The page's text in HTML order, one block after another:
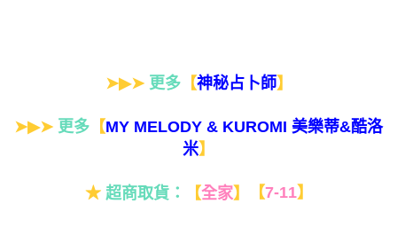
➤▶➤ 更多【神秘占卜師】
➤▶➤ 更多 【MY MELODY & KUROMI 美樂蒂&酷洛
米】
★ 超商取貨： 【全家】 【7-11】